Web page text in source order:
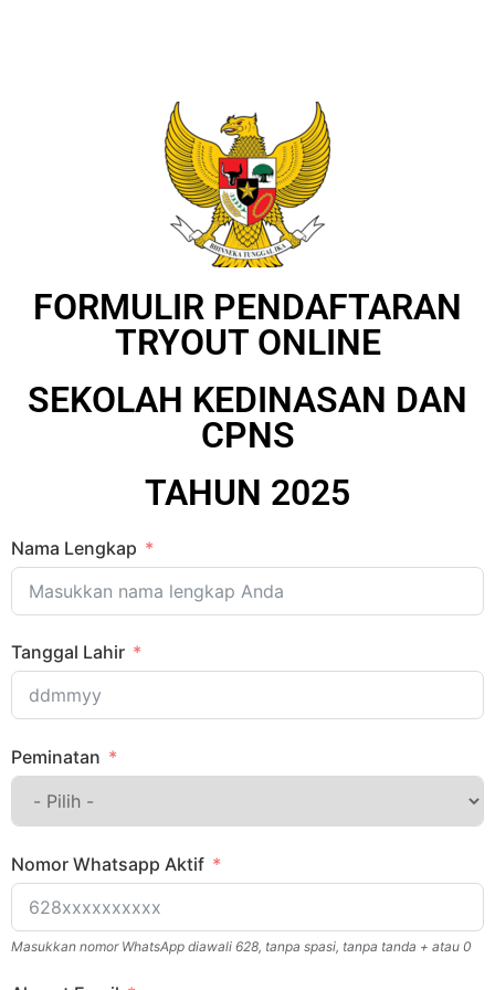
FORMULIR PENDAFTARAN
TRYOUT ONLINE
SEKOLAH KEDINASAN DAN
CPNS
TAHUN 2025
Nama Lengkap
Tanggal Lahir
Peminatan
Nomor Whatsapp Aktif
Masukkan nomor WhatsApp diawali 628, tanpa spasi, tanpa tanda + atau 0